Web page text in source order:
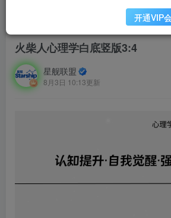
火柴人心理学白底竖版3:4
星舰联盟
8月3日 10:13更新
开通VIP